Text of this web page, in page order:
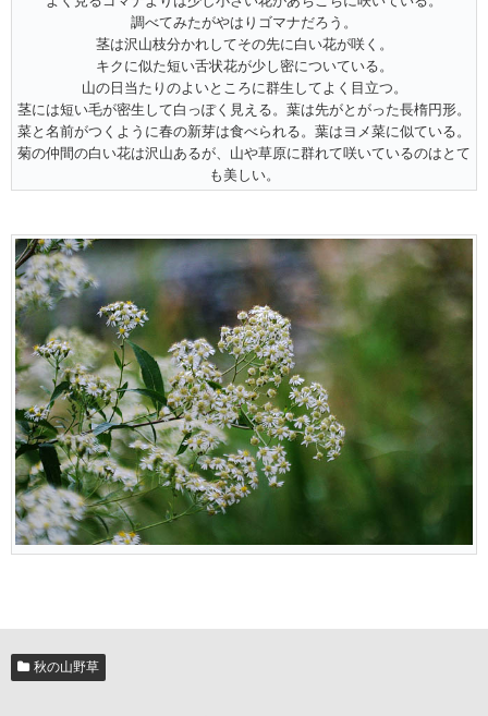
調べてみたがやはりゴマナだろう。
茎は沢山枝分かれしてその先に白い花が咲く。
キクに似た短い舌状花が少し密についている。
山の日当たりのよいところに群生してよく目立つ。
茎には短い毛が密生して白っぽく見える。葉は先がとがった長楕円形。
菜と名前がつくように春の新芽は食べられる。葉はヨメ菜に似ている。
菊の仲間の白い花は沢山あるが、山や草原に群れて咲いているのはとて
も美しい。
秋の山野草